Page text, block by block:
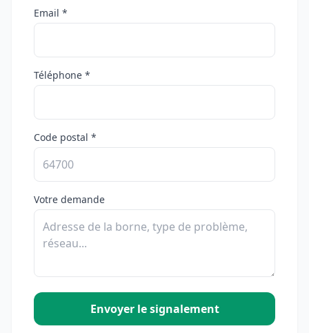
Email *
Téléphone *
Code postal *
Votre demande
Envoyer le signalement